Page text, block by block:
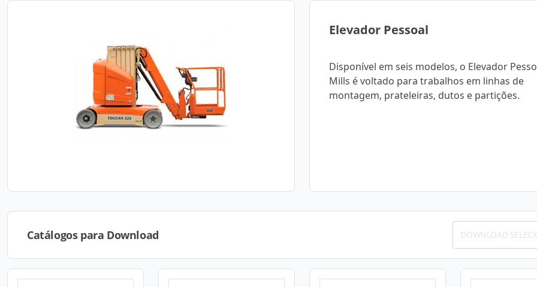
Elevador Pessoal
Disponível em seis modelos, o Elevador
Mills é voltado para trabalhos em linhas de
montagem, prateleiras, dutos e partições.
Catálogos para Download DOWNLOAD